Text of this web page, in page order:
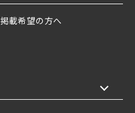
掲載希望の方へ